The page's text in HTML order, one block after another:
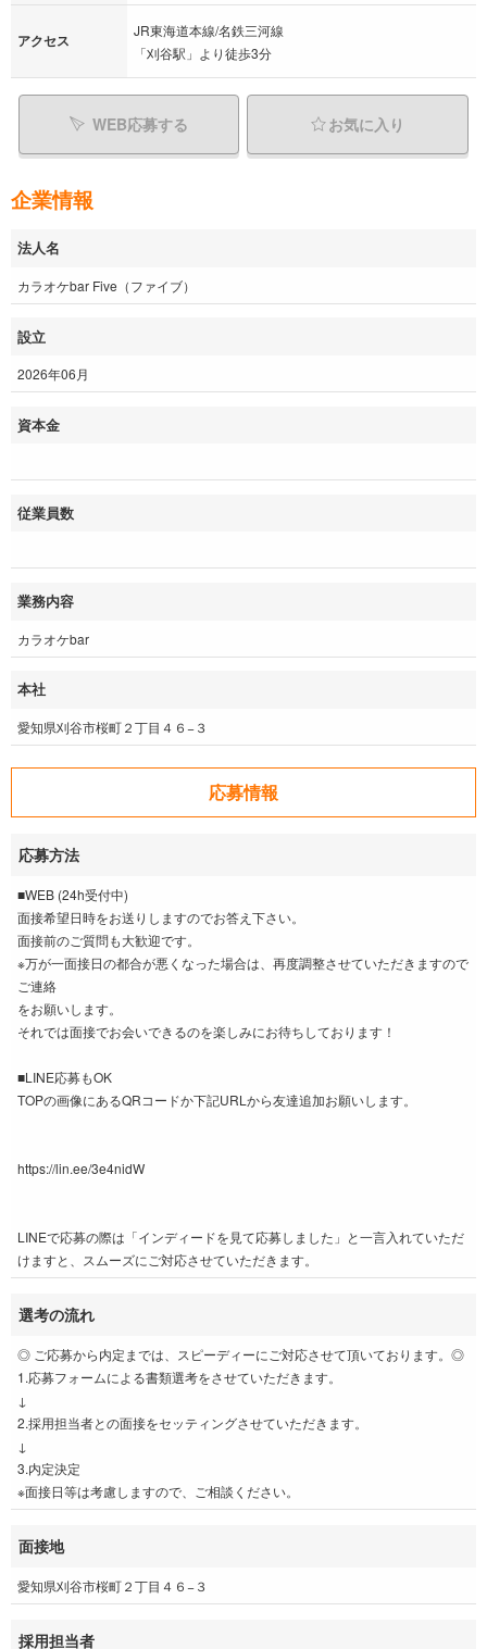
アクセス
JR東海道本線/名鉄三河線
「刈谷駅」より徒歩3分
WEB応募する お気に入り
企業情報
法人名
カラオケbar Five（ファイブ）
設立
2026年06月
資本金
従業員数
業務内容
カラオケbar
本社
愛知県刈谷市桜町２丁目４６−３
応募情報
応募方法
■WEB (24h受付中)
面接希望日時をお送りしますのでお答え下さい。
面接前のご質問も大歓迎です。
※万が一面接日の都合が悪くなった場合は、再度調整させていただきますので
ご連絡
をお願いします。
それでは面接でお会いできるのを楽しみにお待ちしております！
■LINE応募もOK
TOPの画像にあるQRコードか下記URLから友達追加お願いします。
https://lin.ee/3e4nidW
LINEで応募の際は「インディードを見て応募しました」と一言入れていただ
けますと、スムーズにご対応させていただきます。
選考の流れ
◎ ご応募から内定までは、スピーディーにご対応させて頂いております。◎
1.応募フォームによる書類選考をさせていただきます。
↓
2.採用担当者との面接をセッティングさせていただきます。
↓
3.内定決定
※面接日等は考慮しますので、ご相談ください。
面接地
愛知県刈谷市桜町２丁目４６−３
採用担当者